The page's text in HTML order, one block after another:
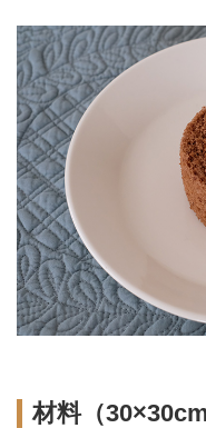
材料（